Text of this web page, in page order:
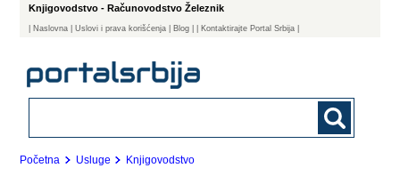
Knjigovodstvo - Računovodstvo Železnik
Naslovna | Uslovi i prava korišćenja Blog | Kontaktirajte Portal Srbija |
Početna Usluge Knjigovodstvo